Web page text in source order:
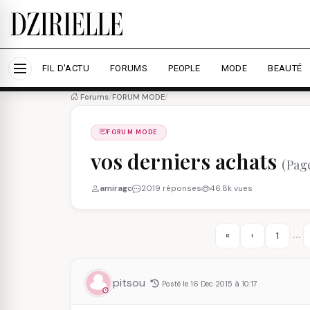
Nous utilisons des cookies pour améliorer votre
Accepter tout
FIL D'ACTU FORUMS PEOPLE MODE BEAUTÉ
Forums/FORUM MODE/
FORUM MODE
vos derniers achats
amiragc 2019 réponses 46.8k vues
« ‹ 1 …
pitsou Posté le 16 Dec 2015 à 10:17